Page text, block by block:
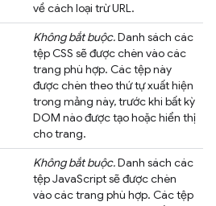
về cách loại trừ URL.
Không bắt buộc.Danh sách các
tệp CSS sẽ được chèn vào các
trang phù hợp. Các tệp này
được chèn theo thứ tự xuất hiện
trong mảng này, trước khi bất kỳ
DOM nào được tạo hoặc hiển thị
cho trang.
Không bắt buộc.Danh sách các
tệp JavaScript sẽ được chèn
vào các trang phù hợp. Các tệp